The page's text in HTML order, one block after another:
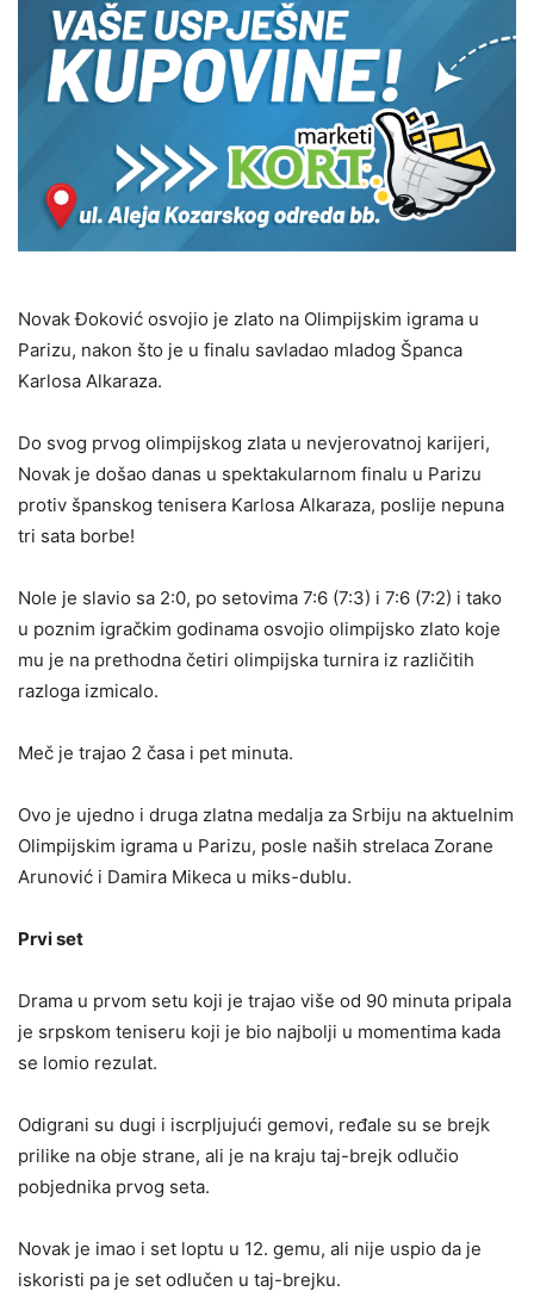
Novak Đoković osvojio je zlato na Olimpijskim igrama u
Parizu, nakon što je u finalu savladao mladog Španca
Karlosa Alkaraza.
Do svog prvog olimpijskog zlata u nevjerovatnoj karijeri,
Novak je došao danas u spektakularnom finalu u Parizu
protiv španskog tenisera Karlosa Alkaraza, poslije nepuna
tri sata borbe!
Nole je slavio sa 2:0, po setovima 7:6 (7:3) i 7:6 (7:2) i tako
u poznim igračkim godinama osvojio olimpijsko zlato koje
mu je na prethodna četiri olimpijska turnira iz različitih
razloga izmicalo.
Meč je trajao 2 časa i pet minuta.
Ovo je ujedno i druga zlatna medalja za Srbiju na aktuelnim
Olimpijskim igrama u Parizu, posle naših strelaca Zorane
Arunović i Damira Mikeca u miks-dublu.
Prvi set
Drama u prvom setu koji je trajao više od 90 minuta pripala
je srpskom teniseru koji je bio najbolji u momentima kada
se lomio rezulat.
Odigrani su dugi i iscrpljujući gemovi, ređale su se brejk
prilike na obje strane, ali je na kraju taj-brejk odlučio
pobjednika prvog seta.
Novak je imao i set loptu u 12. gemu, ali nije uspio da je
iskoristi pa je set odlučen u taj-brejku.